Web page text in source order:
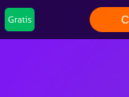
Gratis